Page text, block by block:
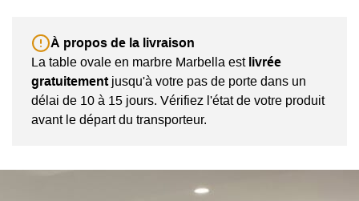
À propos de la livraison
La table ovale en marbre Marbella estlivrée
gratuitementjusqu'à votre pas de porte dans un
délai de 10 à 15 jours. Vérifiez l'état de votre produit
avant le départ du transporteur.